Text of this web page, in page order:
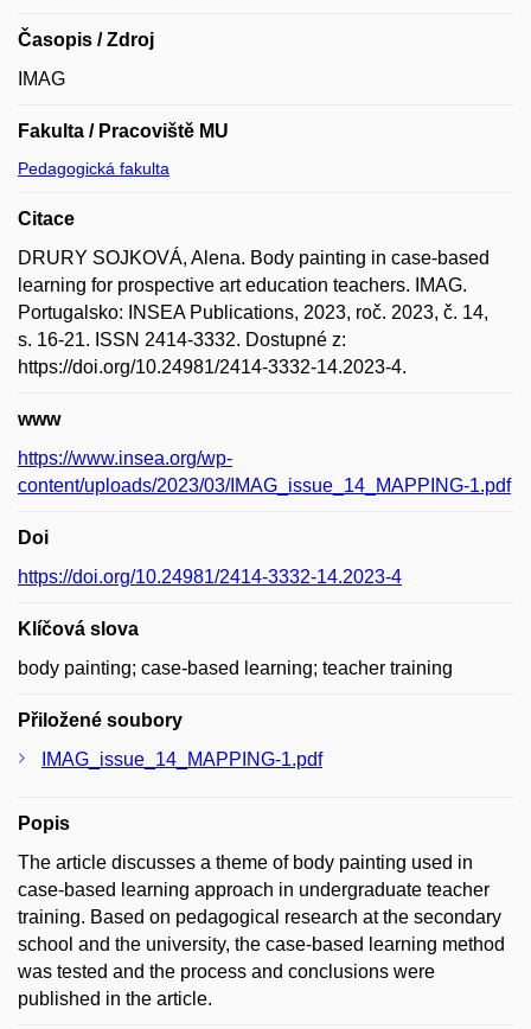
Časopis / Zdroj
IMAG
Fakulta / Pracoviště MU
Pedagogická fakulta
Citace
DRURY SOJKOVÁ, Alena. Body painting in case-based
learning for prospective art education teachers. IMAG.
Portugalsko: INSEA Publications, 2023, roč. 2023, č. 14,
s. 16-21. ISSN 2414-3332. Dostupné z:
https://doi.org/10.24981/2414-3332-14.2023-4.
www
https://www.insea.org/wp-
content/uploads/2023/03/IMAG_issue_14_MAPPING-1.pdf
Doi
https://doi.org/10.24981/2414-3332-14.2023-4
Klíčová slova
body painting; case-based learning; teacher training
Přiložené soubory
IMAG_issue_14_MAPPING-1.pdf
Popis
The article discusses a theme of body painting used in
case-based learning approach in undergraduate teacher
training. Based on pedagogical research at the secondary
school and the university, the case-based learning method
was tested and the process and conclusions were
published in the article.